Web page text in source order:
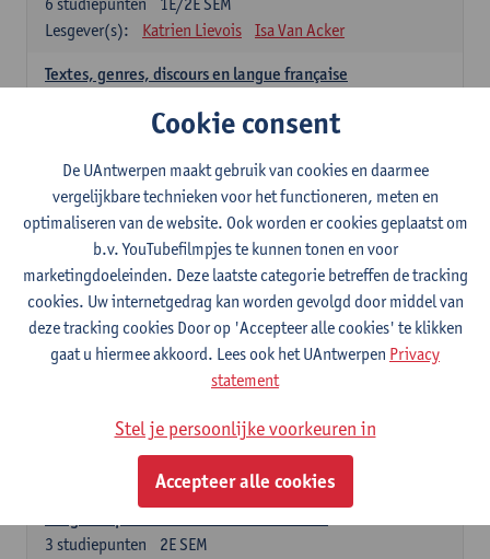
Lesgever(s):
Katrien Lievois Isa Van Acker
Textes, genres, discours en langue française
Kris Peeters
Spaans: verplichte opleidingsonderdelen
Gramática española 1
1E SEM
studiepunten
Lesgever(s):
Anne Verhaert
Gramática española 2
2E SEM
3studiepunten
Anne Verhaert
Lengua española: Destrezas básicas
Sabela Moreno Pereiro
2E SEM
3 studiepunten
Cookie consent
De UAntwerpen maakt gebruik van cookies en daarmee
vergelijkbare technieken voor het functioneren, meten en
optimaliseren van de website. Ook worden er cookies geplaatst om
b.v. YouTubefilmpjes te kunnen tonen en voor
marketingdoeleinden. Deze laatste categorie betreffen de tracking
cookies. Uw internetgedrag kan worden gevolgd door middel van
deze tracking cookies Door op 'Accepteer alle cookies' te klikken
gaat u hiermee akkoord. Lees ook het UAntwerpen Privacy
statement
Stel je persoonlijke voorkeuren in
Accepteer alle cookies